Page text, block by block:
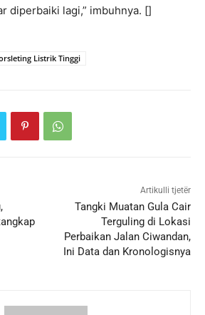
diperbaiki lagi,” imbuhnya. []
Listrik Tinggi
Artikulli tjetër
Tangki Muatan Gula Cair
Terguling di Lokasi
Perbaikan Jalan Ciwandan,
Ini Data dan Kronologisnya